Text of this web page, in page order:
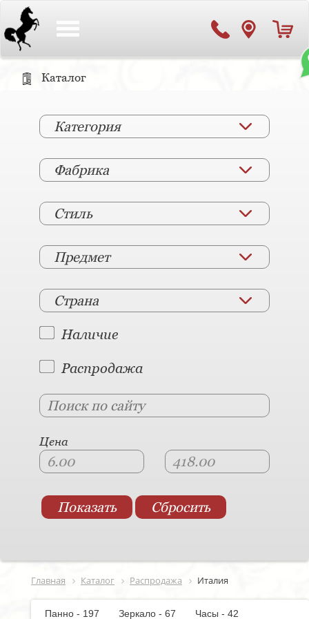
Каталог
Категория
Фабрика
Стиль
Предмет
Страна
Наличие
Распродажа
Цена
Главная Каталог Распродажа Италия
Панно - 197 Зеркало - 67
Часы - 42